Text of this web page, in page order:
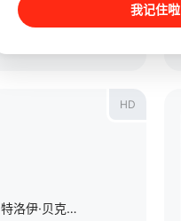
HD
特洛伊·贝克 /
我记住啦